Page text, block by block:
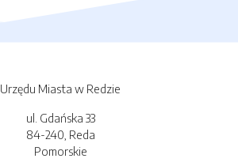
Urzędu Miasta w Redzie
ul. Gdańska 33
84-240, Reda
Pomorskie